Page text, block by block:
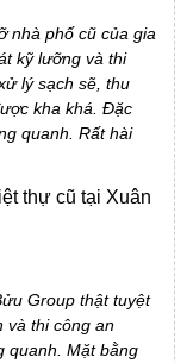
nhà phố cũ của gia
kỹ lưỡng và thi
lý sạch sẽ, thu
kha khá. Đặc
quanh. Rất hài
thự cũ tại Xuân
Group thật tuyệt
và thi công an
quanh. Mặt bằng